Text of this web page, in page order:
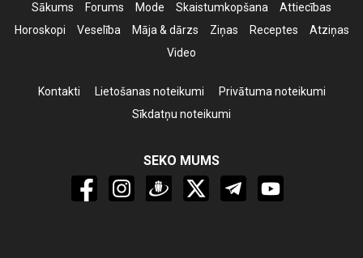
Sākums Forums Mode Skaistumkopšana
Attiecības
Horoskopi
Veselība Māja & dārzs Ziņas Receptes
Atziņas
Video
Kontakti Lietošanas noteikumi
Privātuma noteikumi
Sīkdatņu noteikumi
SEKO MUMS